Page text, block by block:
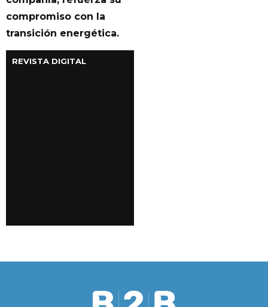
compromiso con la
transición energética.
REVISTA DIGITAL